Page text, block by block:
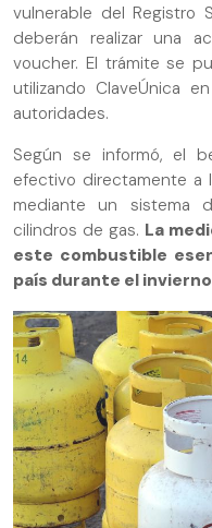
vulnerable del Registro
deberán realizar una
voucher. El trámite se
utilizando ClaveÚnica
autoridades.
Según se informó, el
efectivo directamente a
mediante un sistema
cilindros de gas. La
este combustible
país durante el